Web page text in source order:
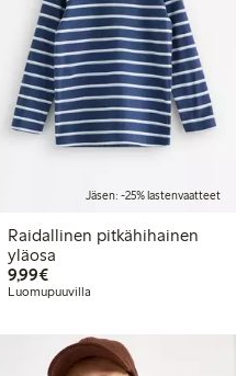
Jäsen: -25% lastenvaatteet
Raidallinen pitkähihainen
yläosa
9,99€9,99 €
Luomupuuvilla